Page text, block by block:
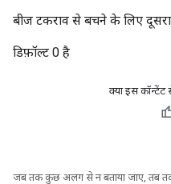
बीज टकराव से बचने के लिए दूसरा
डिफ़ॉल्ट 0 है
क्या इस
जब तक कुछ अलग से न बताया जाए, तब